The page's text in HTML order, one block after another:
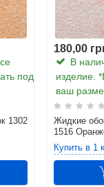
под
1302
180,00
В
изделие.
ваш
Жидкие
1516
Купить в 1